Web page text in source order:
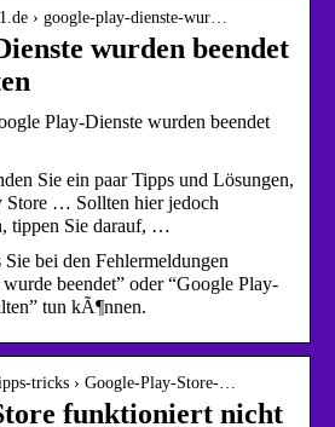
› google-play-dienste-wur…
wurden beendet
Play-Dienste wurden beendet
Sie ein paar Tipps und Lösungen,
Store … Sollten hier jedoch
tippen Sie darauf, …
bei den Fehlermeldungen
beendet” oder “Google Play-
tun kÃ¶nnen.
tricks › Google-Play-Store-…
funktioniert nicht